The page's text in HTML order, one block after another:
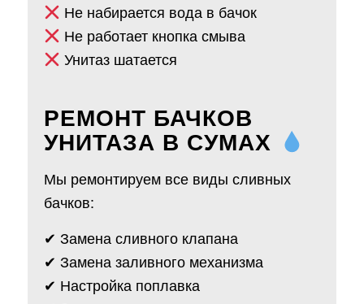
Не набирается вода в бачок
Не работает кнопка смыва
Унитаз шатается
РЕМОНТ БАЧКОВ
УНИТАЗА В СУМАХ
Мы ремонтируем все виды сливных
бачков:
✔ Замена сливного клапана
✔ Замена заливного механизма
✔ Настройка поплавка